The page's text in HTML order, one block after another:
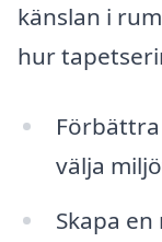
känslan i
hur
välja
Skapa